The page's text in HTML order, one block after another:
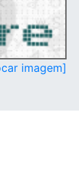
imagem]